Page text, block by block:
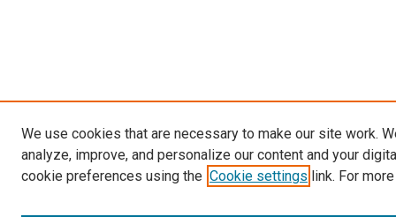
We use cookies that are necessary to make our site work.
analyze, improve, and personalize our content and your
cookie preferences using the Cookie settings link. For